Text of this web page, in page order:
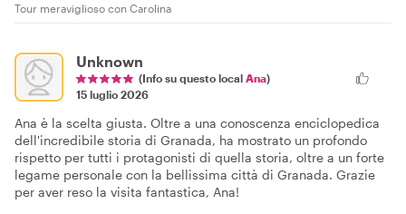
Tour meraviglioso con Carolina
Unknown
(Info su questo local Ana)
15 luglio 2026
Ana è la scelta giusta. Oltre a una conoscenza enciclopedica
dell'incredibile storia di Granada, ha mostrato un profondo
rispetto per tutti i protagonisti di quella storia, oltre a un forte
legame personale con la bellissima città di Granada. Grazie
per aver reso la visita fantastica, Ana!